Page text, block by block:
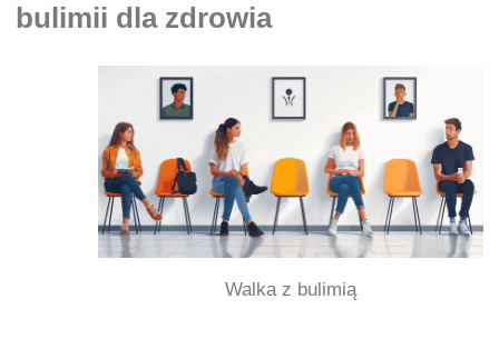
bulimii dla zdrowia
Walka z bulimią